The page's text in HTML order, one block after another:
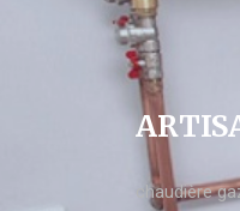
chaudière